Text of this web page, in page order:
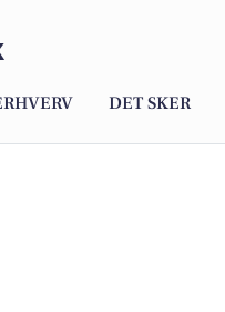
DET SKER